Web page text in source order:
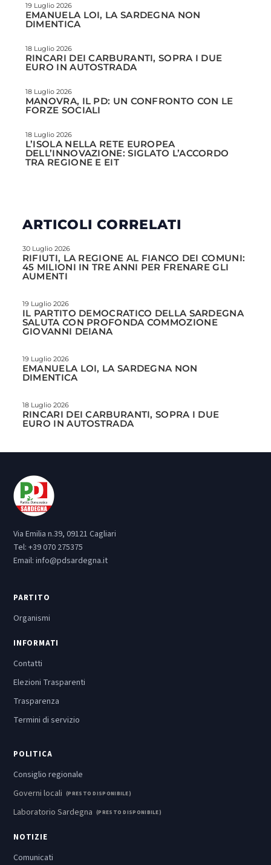
19 Luglio 2026
EMANUELA LOI, LA SARDEGNA NON
DIMENTICA
18 Luglio 2026
RINCARI DEI CARBURANTI, SOPRA I DUE
EURO IN AUTOSTRADA
18 Luglio 2026
MANOVRA, IL PD: UN CONFRONTO CON LE
FORZE SOCIALI
18 Luglio 2026
L’ISOLA NELLA RETE EUROPEA
DELL’INNOVAZIONE: SIGLATO L’ACCORDO
TRA REGIONE E EIT
ARTICOLI CORRELATI
30 Luglio 2026
RIFIUTI, LA REGIONE AL FIANCO DEI COMUNI:
45 MILIONI IN TRE ANNI PER FRENARE GLI
AUMENTI
19 Luglio 2026
IL PARTITO DEMOCRATICO DELLA SARDEGNA
SALUTA CON PROFONDA COMMOZIONE
GIOVANNI DEIANA
19 Luglio 2026
EMANUELA LOI, LA SARDEGNA NON
DIMENTICA
18 Luglio 2026
RINCARI DEI CARBURANTI, SOPRA I DUE
EURO IN AUTOSTRADA
Via Emilia n.39, 09121 Cagliari
Tel: +39 070 275375
Email: info@pdsardegna.it
PARTITO
Organismi
INFORMATI
Contatti
Elezioni Trasparenti
Trasparenza
Termini di servizio
POLITICA
Consiglio regionale
Governi locali (PRESTO DISPONIBILE)
Laboratorio Sardegna (PRESTO DISPONIBILE)
NOTIZIE
Comunicati